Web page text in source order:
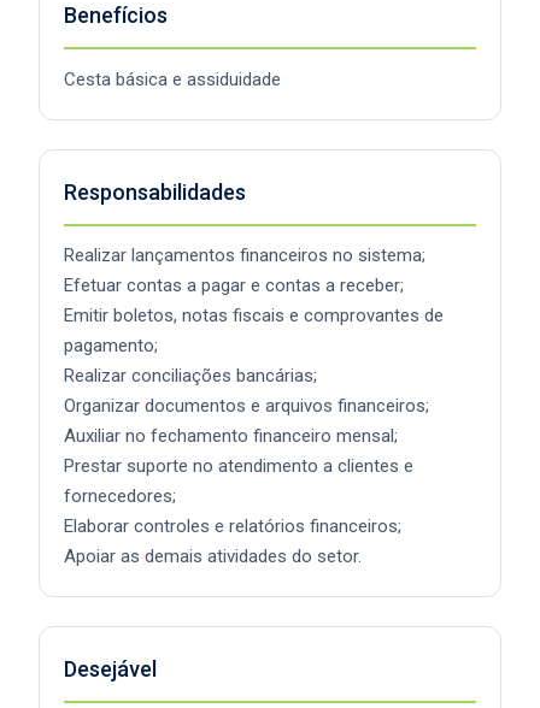
Benefícios
Cesta básica e assiduidade
Responsabilidades
Realizar lançamentos financeiros no sistema;
Efetuar contas a pagar e contas a receber;
Emitir boletos, notas fiscais e comprovantes de
pagamento;
Realizar conciliações bancárias;
Organizar documentos e arquivos financeiros;
Auxiliar no fechamento financeiro mensal;
Prestar suporte no atendimento a clientes e
fornecedores;
Elaborar controles e relatórios financeiros;
Apoiar as demais atividades do setor.
Desejável